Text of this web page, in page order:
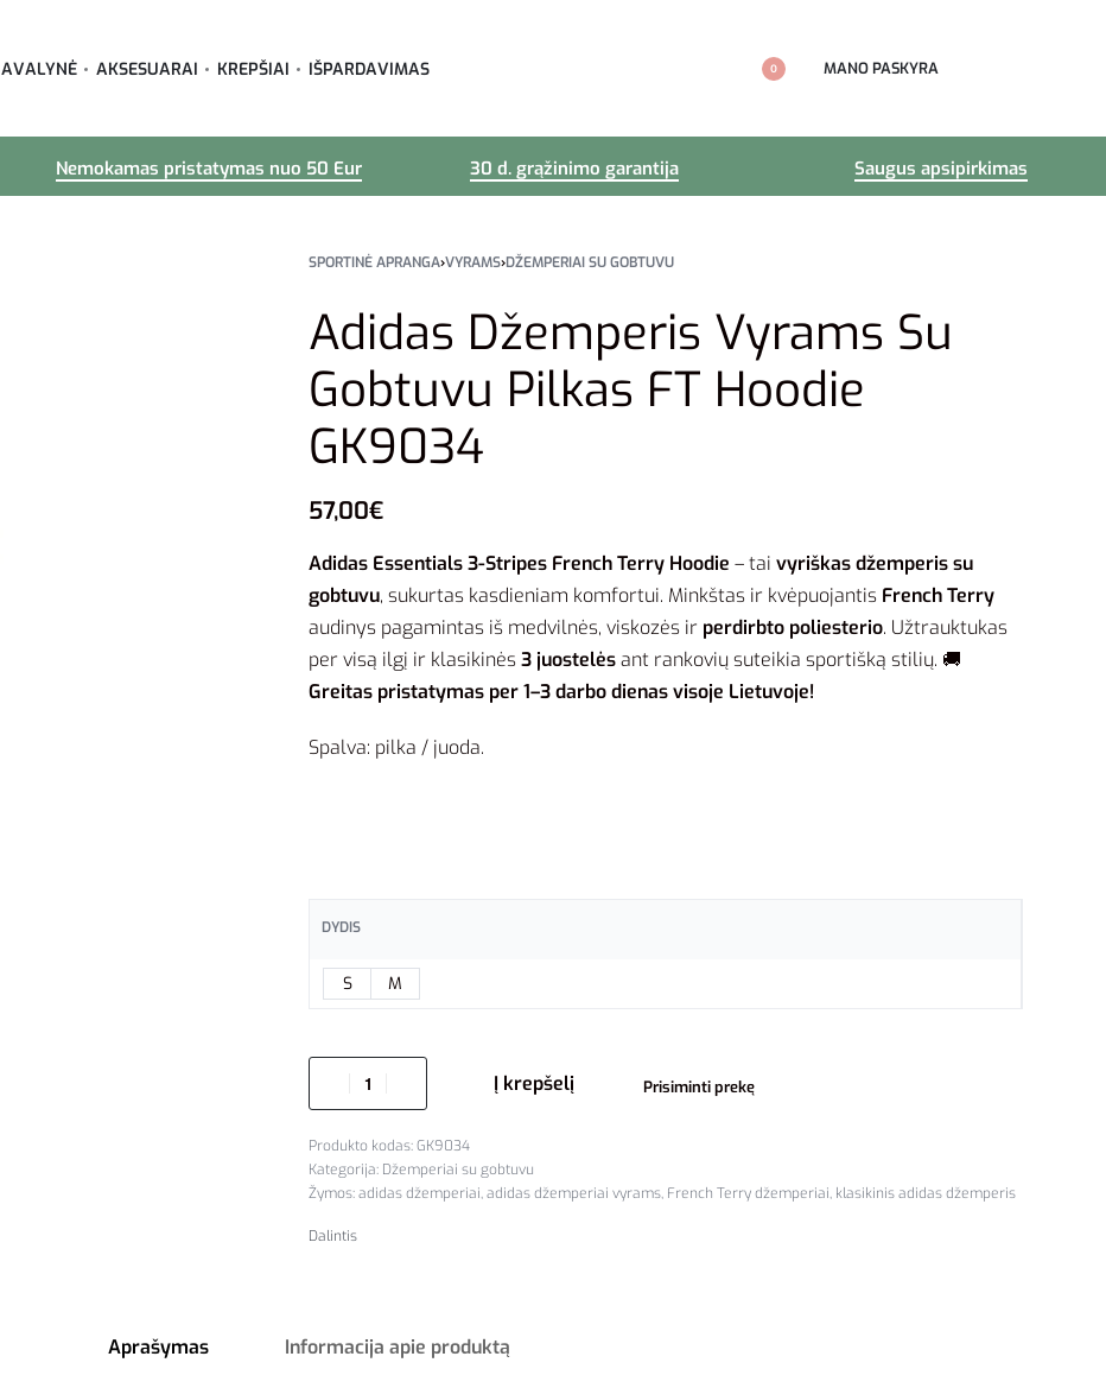
AVALYNĖ AKSESUARAI KREPŠIAI IŠPARDAVIMAS 0 MANO PASKYRA
Nemokamas pristatymas nuo 50 Eur 30 d. grąžinimo garantija Saugus apsipirkimas
SPORTINĖ APRANGA›VYRAMS›DŽEMPERIAI SU GOBTUVU
Adidas Džemperis Vyrams Su
Gobtuvu Pilkas FT Hoodie
GK9034
57,00€
Adidas Essentials 3-Stripes French Terry Hoodie – tai vyriškas džemperis su
gobtuvu, sukurtas kasdieniam komfortui. Minkštas ir kvėpuojantis French Terry
audinys pagamintas iš medvilnės, viskozės ir perdirbto poliesterio. Užtrauktukas
per visą ilgį ir klasikinės3 juostelėsant rankovių suteikia sportišką stilių. 🚚
Greitas pristatymas per 1–3 darbo dienas visoje Lietuvoje!
Spalva: pilka / juoda.
DYDIS
S M
Į krepšelį Prisiminti prekę
GK9034
Kategorija: Džemperiai su gobtuvu
Žymos:adidas džemperiai,adidas džemperiai vyrams, French Terry džemperiai, klasikinis adidas džemperis
Dalintis
Aprašymas Informacija apie produktą